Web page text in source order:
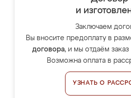
и
Заключаем
Вы вносите предоплату в
договора, и мы отдаём
Возможна оплата в
УЗНАТЬ О